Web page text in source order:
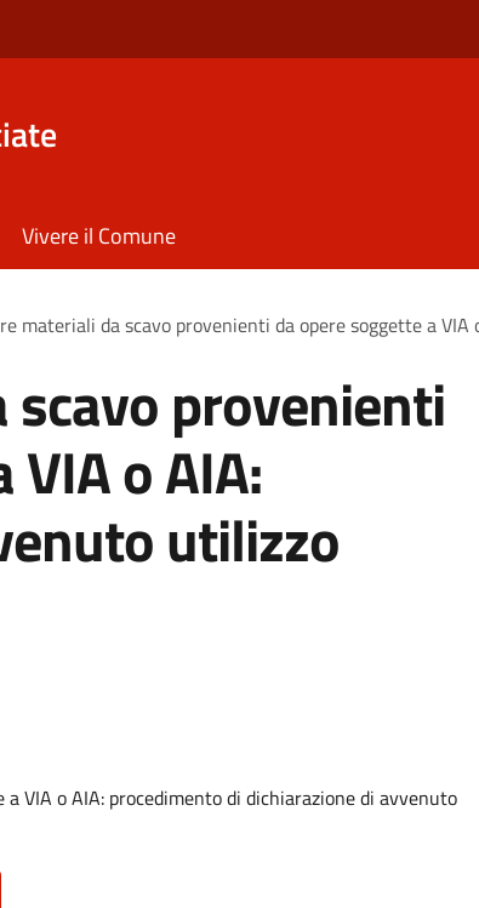
Vivere il Comune
materiali da scavo provenienti da opere soggette a
provenienti
o AIA:
utilizzo
VIA o AIA: procedimento di dichiarazione di avvenuto